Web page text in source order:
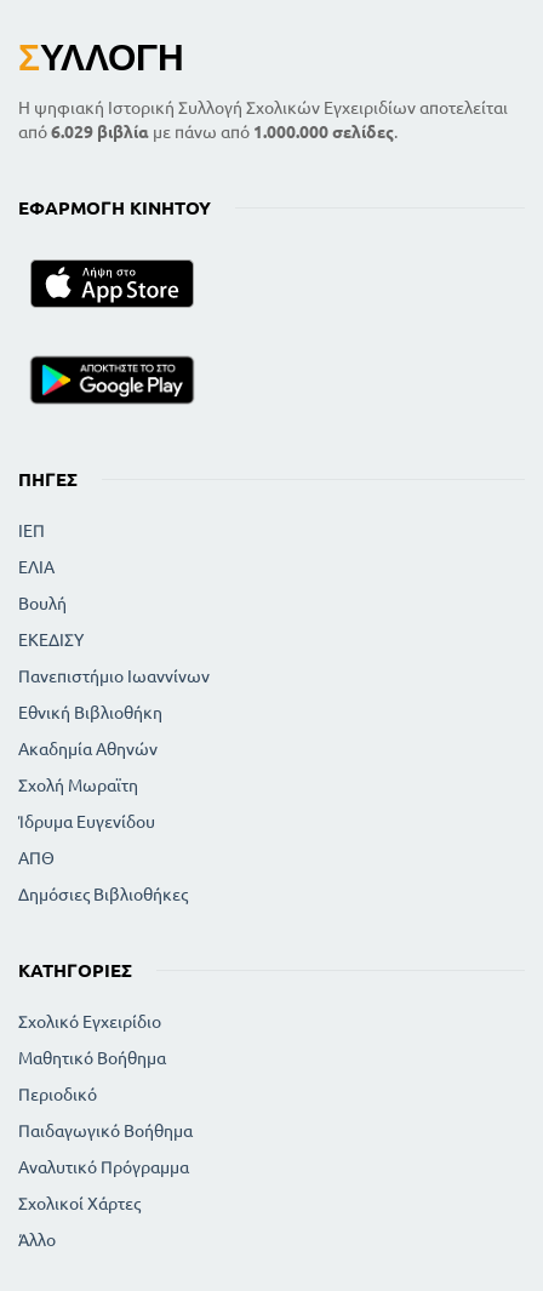
ΣΥΛΛΟΓΉ
Η ψηφιακή Ιστορική Συλλογή Σχολικών Εγχειριδίων αποτελείται
από6.029 βιβλία με πάνω από 1.000.000 σελίδες.
ΕΦΑΡΜΟΓΉ ΚΙΝΗΤΟΎ
ΠΗΓΈΣ
ΙΕΠ
ΕΛΙΑ
Βουλή
ΕΚΕΔΙΣΥ
Πανεπιστήμιο Ιωαννίνων
Εθνική Βιβλιοθήκη
Ακαδημία Αθηνών
Σχολή Μωραϊτη
Ίδρυμα Ευγενίδου
ΑΠΘ
Δημόσιες Βιβλιοθήκες
ΚΑΤΗΓΟΡΊΕΣ
Σχολικό Εγχειρίδιο
Μαθητικό Βοήθημα
Περιοδικό
Παιδαγωγικό Βοήθημα
Αναλυτικό Πρόγραμμα
Σχολικοί Χάρτες
Άλλο